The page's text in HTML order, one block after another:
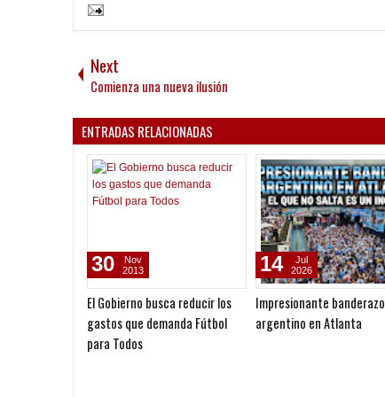
Next
Comienza una nueva ilusión
ENTRADAS RELACIONADAS
El Gobierno busca reducir los
gastos que demanda Fútbol
para Todos
30
Nov
2013
Impresionante banderazo
argentino en Atlanta
14
Jul
2026